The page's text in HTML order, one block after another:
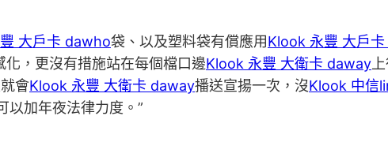
大戶卡 dawho袋、以及塑料袋有償應用Klook 永豐 大戶
，更沒有措施站在每個檔口邊Klook 永豐 大衛卡 daway
會Klook 永豐 大衛卡 daway播送宣揚一次，沒Klook 中信
以加年夜法律力度。”